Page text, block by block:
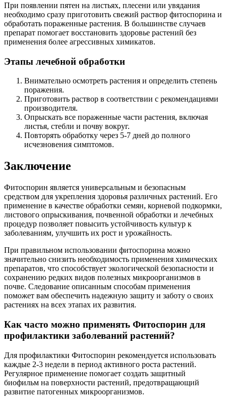
При появлении пятен на листьях, плесени или увядания
необходимо сразу приготовить свежий раствор фитоспорина и
обработать пораженные растения. В большинстве случаев
препарат помогает восстановить здоровье растений без
применения более агрессивных химикатов.
Этапы лечебной обработки
Внимательно осмотреть растения и определить степень
поражения.
Приготовить раствор в соответствии с рекомендациями
производителя.
Опрыскать все пораженные части растения, включая
листья, стебли и почву вокруг.
Повторять обработку через 5-7 дней до полного
исчезновения симптомов.
Заключение
Фитоспорин является универсальным и безопасным
средством для укрепления здоровья различных растений. Его
применение в качестве обработки семян, корневой подкормки,
листового опрыскивания, почвенной обработки и лечебных
процедур позволяет повысить устойчивость культур к
заболеваниям, улучшить их рост и урожайность.
При правильном использовании фитоспорина можно
значительно снизить необходимость применения химических
препаратов, что способствует экологической безопасности и
сохранению редких видов полезных микроорганизмов в
почве. Следование описанным способам применения
поможет вам обеспечить надежную защиту и заботу о своих
растениях на всех этапах их развития.
Как часто можно применять Фитоспорин для
профилактики заболеваний растений?
Для профилактики Фитоспорин рекомендуется использовать
каждые 2-3 недели в период активного роста растений.
Регулярное применение помогает создать защитный
биофильм на поверхности растений, предотвращающий
развитие патогенных микроорганизмов.